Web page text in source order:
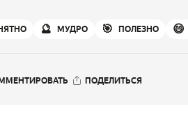
🔮 МУДРО 🎯 ПОЛЕЗНО 😄
ПОДЕЛИТЬСЯ